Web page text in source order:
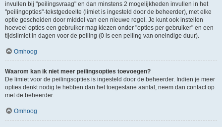
invullen bij "peilingsvraag" en dan minstens 2 mogelijkheden invullen in het
"peilingopties"-tekstgedeelte (limiet is ingesteld door de beheerder), met elke
optie gescheiden door middel van een nieuwe regel. Je kunt ook instellen
hoeveel opties een gebruiker mag kiezen onder "opties per gebruiker" en een
tijdslimiet in dagen voor de peiling (0 is een peiling van oneindige duur).
Omhoog
Waarom kan ik niet meer peilingsopties toevoegen?
De limiet voor de peilingsopties is ingesteld door de beheerder. Indien je meer
opties denkt nodig te hebben dan het toegestane aantal, neem dan contact op
met de beheerder.
Omhoog